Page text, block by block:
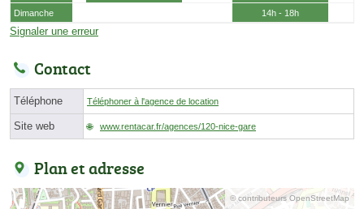
Dimanche
14h - 18h
Signaler une erreur
Contact
Téléphone Téléphoner à l'agence de location
Site web www.rentacar.fr/agences/120-nice-gare
Plan et adresse
© contributeurs OpenStreetMap